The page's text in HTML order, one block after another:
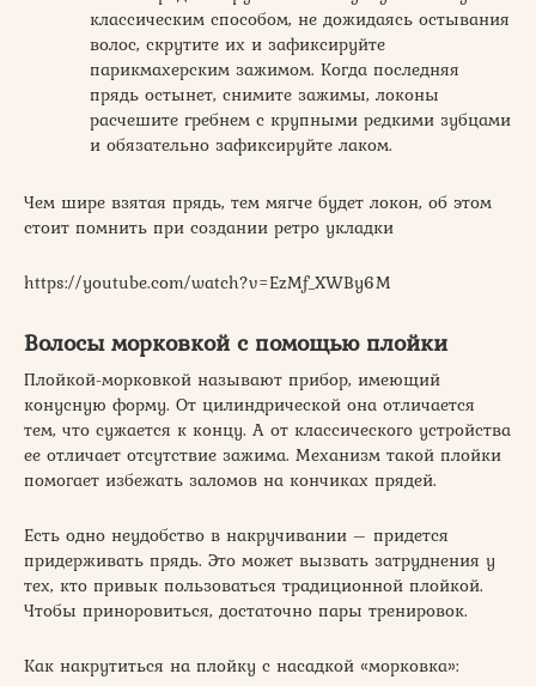
классическим способом, не дожидаясь остывания
волос, скрутите их и зафиксируйте
парикмахерским зажимом. Когда последняя
прядь остынет, снимите зажимы, локоны
расчешите гребнем с крупными редкими зубцами
и обязательно зафиксируйте лаком.
Чем шире взятая прядь, тем мягче будет локон, об этом
стоит помнить при создании ретро укладки
https://youtube.com/watch?v=EzMf_XWBy6M
Волосы морковкой с помощью плойки
Плойкой-морковкой называют прибор, имеющий
конусную форму. От цилиндрической она отличается
тем, что сужается к концу. А от классического устройства
ее отличает отсутствие зажима. Механизм такой плойки
помогает избежать заломов на кончиках прядей.
Есть одно неудобство в накручивании – придется
придерживать прядь. Это может вызвать затруднения у
тех, кто привык пользоваться традиционной плойкой.
Чтобы приноровиться, достаточно пары тренировок.
Как накрутиться на плойку с насадкой «морковка»: